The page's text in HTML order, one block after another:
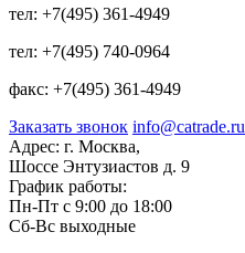
тел: +7(495) 361-4949
тел: +7(495) 740-0964
факс: +7(495) 361-4949
Заказать звонок info@catrade.ru
Адрес: г. Москва,
Шоссе Энтузиастов д. 9
График работы:
Пн-Пт с 9:00 до 18:00
Сб-Вс выходные